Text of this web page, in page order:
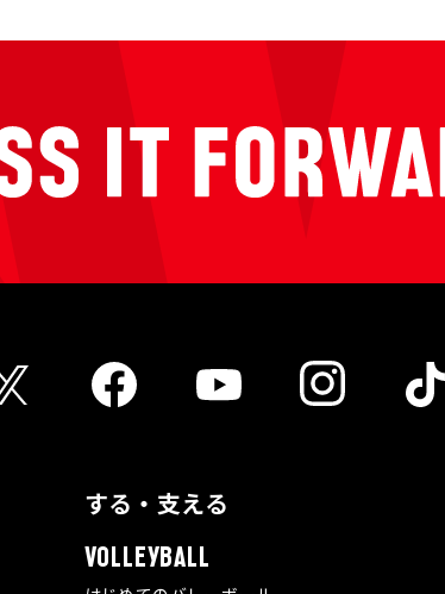
する・支える
VOLLEYBALL